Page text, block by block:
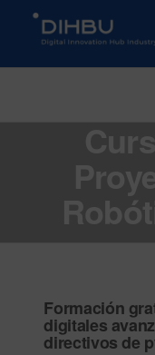
DIGITAL
Formación
digitales
directivos de